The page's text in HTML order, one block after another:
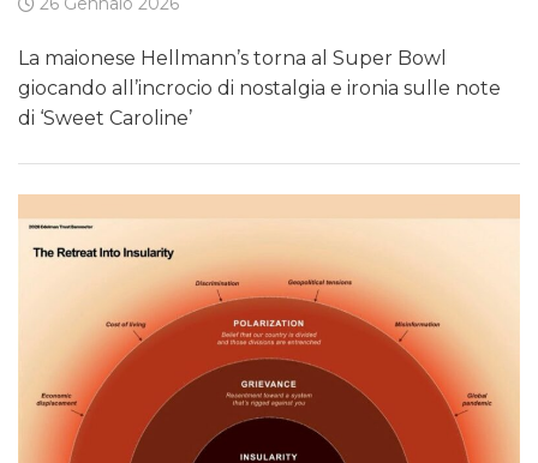
La maionese Hellmann’s torna al Super Bowl
giocando all’incrocio di nostalgia e ironia sulle note
di ‘Sweet Caroline’